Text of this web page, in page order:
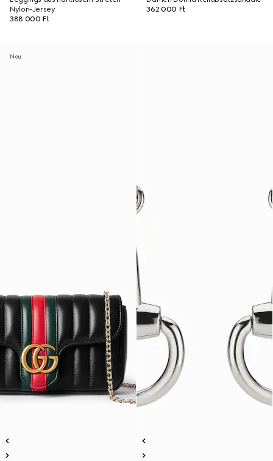
Nylon-Jersey
388 000 Ft
362 000 Ft
Neu